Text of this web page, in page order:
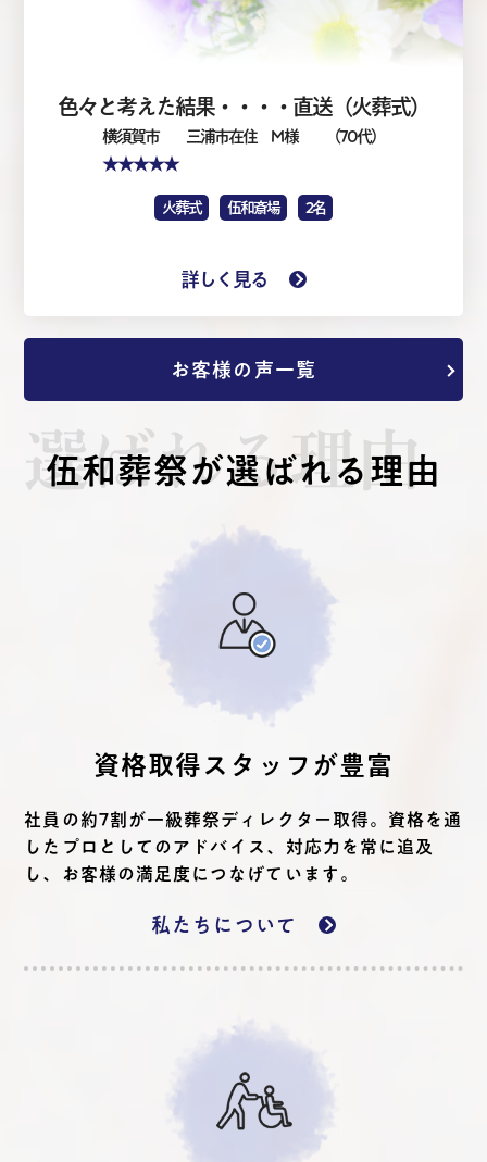
色々と考えた結果・・・・直送（火葬式）
横須賀市 三浦市在住 M 様 （70代）
★★★★★
火葬式 伍和斎場 2名
詳しく見る
お客様の声一覧
伍和葬祭が選ばれる理由
選ばれる理由
資格取得スタッフが豊富
社員の約7割が一級葬祭ディレクター取得。資格を通
したプロとしてのアドバイス、対応力を常に追及
し、お客様の満足度につなげています。
私たちについて